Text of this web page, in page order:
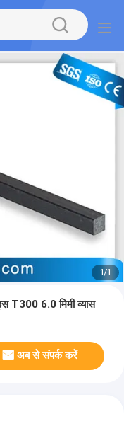
1/1
T300 6.0 मिमी व्यास
अब से संपर्क करें